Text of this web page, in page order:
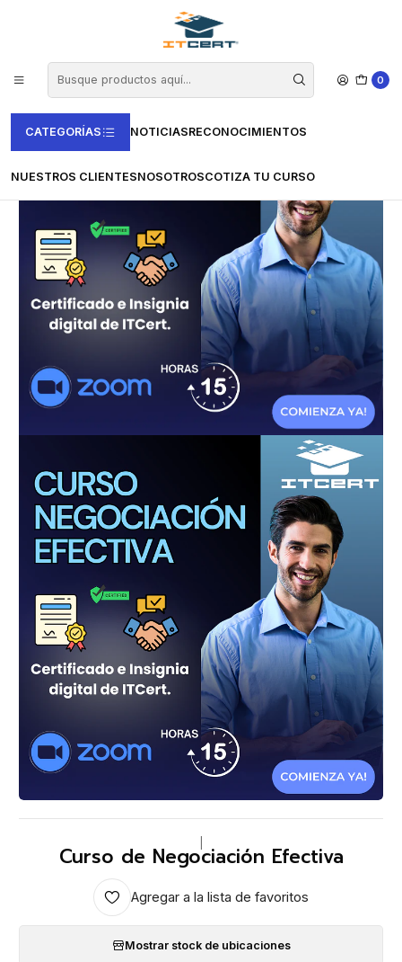
0
CATEGORÍAS NOTICIASRECONOCIMIENTOS
NUESTROS CLIENTESNOSOTROSCOTIZA TU CURSO
Curso de Negociación Efectiva
Curso de Negociación Efectiva
Agregar a la lista de favoritos
Mostrar stock de ubicaciones